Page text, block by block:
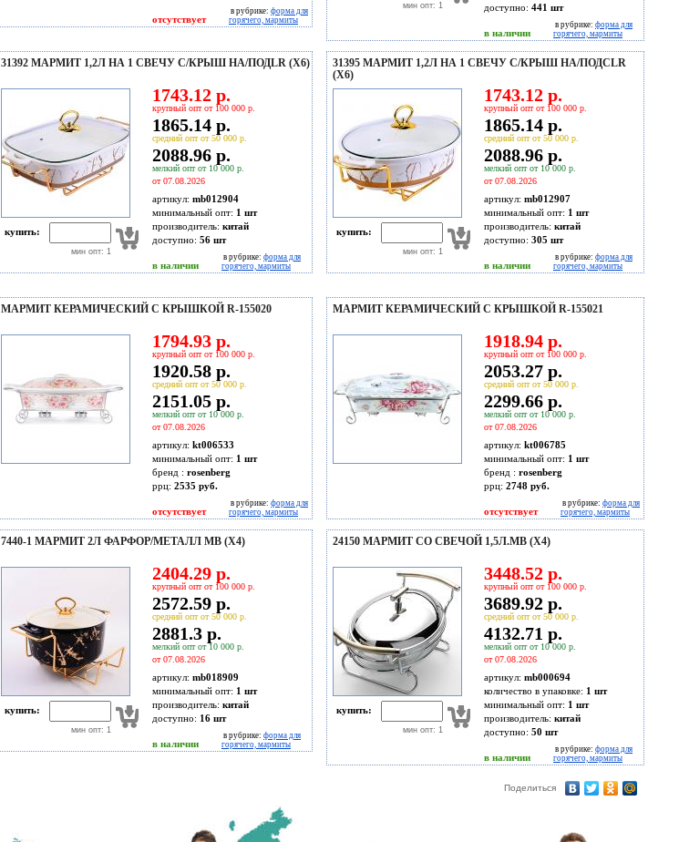
отсутствует
в рубрике: форма для
горячего, мармиты
мин опт: 1
доступно: 441 шт
в наличии
в рубрике: форма для
горячего, мармиты
31392 МАРМИТ 1,2Л НА 1 СВЕЧУ С/КРЫШ НА/ПОДLR (Х6)
купить:
мин опт: 1
1743.12 р.
крупный опт от 100 000 р.
1865.14 р.
средний опт от 50 000 р.
2088.96 р.
мелкий опт от 10 000 р.
от 07.08.2026
артикул: mb012904
минимальный опт: 1 шт
производитель: китай
доступно: 56 шт
в наличии
в рубрике: форма для
горячего, мармиты
31395 МАРМИТ 1,2Л НА 1 СВЕЧУ С/КРЫШ НА/ПОДСLR
(Х6)
купить:
мин опт: 1
1743.12 р.
крупный опт от 100 000 р.
1865.14 р.
средний опт от 50 000 р.
2088.96 р.
мелкий опт от 10 000 р.
от 07.08.2026
артикул: mb012907
минимальный опт: 1 шт
производитель: китай
доступно: 305 шт
в наличии
в рубрике: форма для
горячего, мармиты
МАРМИТ КЕРАМИЧЕСКИЙ С КРЫШКОЙ R-155020
1794.93 р.
крупный опт от 100 000 р.
1920.58 р.
средний опт от 50 000 р.
2151.05 р.
мелкий опт от 10 000 р.
от 07.08.2026
артикул: kt006533
минимальный опт: 1 шт
бренд : rosenberg
ррц: 2535 руб.
отсутствует
в рубрике: форма для
горячего, мармиты
МАРМИТ КЕРАМИЧЕСКИЙ С КРЫШКОЙ R-155021
1918.94 р.
крупный опт от 100 000 р.
2053.27 р.
средний опт от 50 000 р.
2299.66 р.
мелкий опт от 10 000 р.
от 07.08.2026
артикул: kt006785
минимальный опт: 1 шт
бренд : rosenberg
ррц: 2748 руб.
отсутствует
в рубрике: форма для
горячего, мармиты
7440-1 МАРМИТ 2Л ФАРФОР/МЕТАЛЛ MB (Х4)
купить:
мин опт: 1
2404.29 р.
крупный опт от 100 000 р.
2572.59 р.
средний опт от 50 000 р.
2881.3 р.
мелкий опт от 10 000 р.
от 07.08.2026
артикул: mb018909
минимальный опт: 1 шт
производитель: китай
доступно: 16 шт
в наличии
в рубрике: форма для
горячего, мармиты
24150 МАРМИТ СО СВЕЧОЙ 1,5Л.МВ (Х4)
купить:
мин опт: 1
3448.52 р.
крупный опт от 100 000 р.
3689.92 р.
средний опт от 50 000 р.
4132.71 р.
мелкий опт от 10 000 р.
от 07.08.2026
артикул: mb000694
количество в упаковке: 1 шт
минимальный опт: 1 шт
производитель: китай
доступно: 50 шт
в наличии
в рубрике: форма для
горячего, мармиты
Поделиться